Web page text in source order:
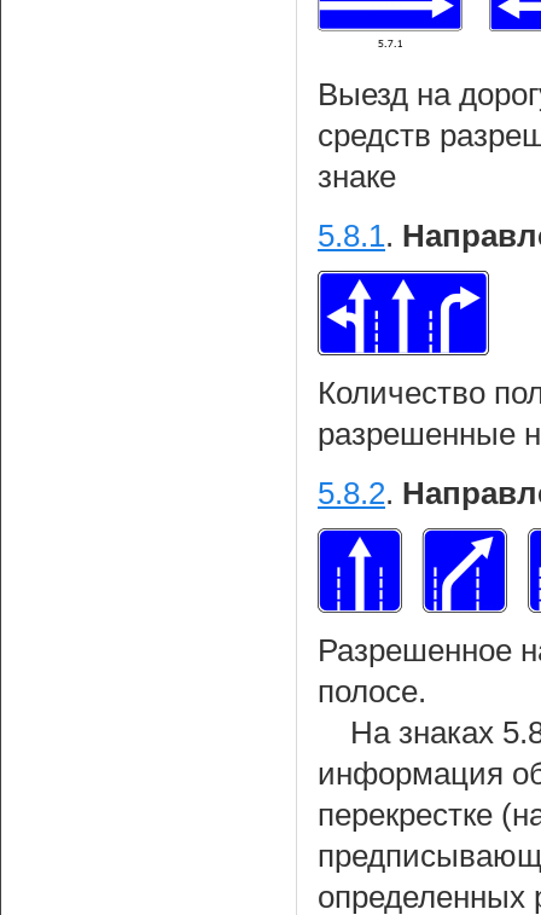
Выезд на
средств
знаке
5.8.1.
Количество
разрешенные
5.8.2.
Разрешенное
полосе.
На знаках
информация
перекрестке
определенных